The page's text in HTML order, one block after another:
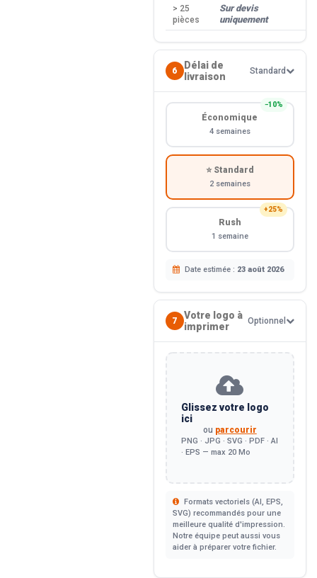
> 25
pièces
Sur devis
uniquement
6
Délai de
livraison
Standard
−10%
Économique
4 semaines
⭐ Standard
2 semaines
+25%
Rush
1 semaine
Date estimée : 23 août 2026
7
Votre logo à
imprimer
Optionnel
Glissez votre logo
ici
ou parcourir
PNG · JPG · SVG · PDF · AI
· EPS — max 20 Mo
Formats vectoriels (AI, EPS,
SVG) recommandés pour une
meilleure qualité d'impression.
Notre équipe peut aussi vous
aider à préparer votre fichier.